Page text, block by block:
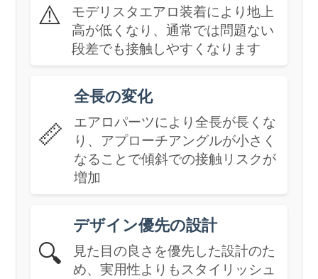
⚠️
モデリスタエアロ装着により地上
高が低くなり、通常では問題ない
段差でも接触しやすくなります
📏
全長の変化
エアロパーツにより全長が長くな
り、アプローチアングルが小さく
なることで傾斜での接触リスクが
増加
🔍
デザイン優先の設計
見た目の良さを優先した設計のた
め、実用性よりもスタイリッシュ